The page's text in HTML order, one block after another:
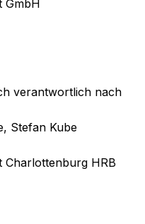
GmbH
verantwortlich nach
Stefan Kube
Charlottenburg HRB